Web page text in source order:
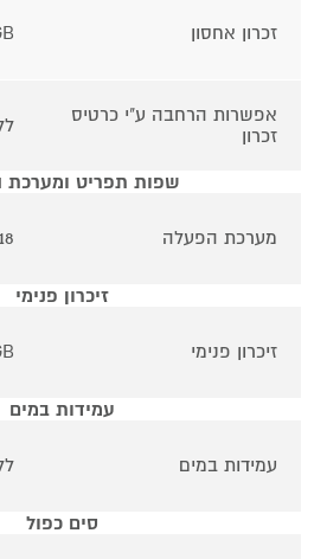
זכרון אחסון
אפשרות הרחבה ע"י כרטיס
זכרון
שפות תפריט ומערכת
מערכת הפעלה
זיכרון פנימי
זיכרון פנימי
עמידות במים
עמידות במים
סים כפול